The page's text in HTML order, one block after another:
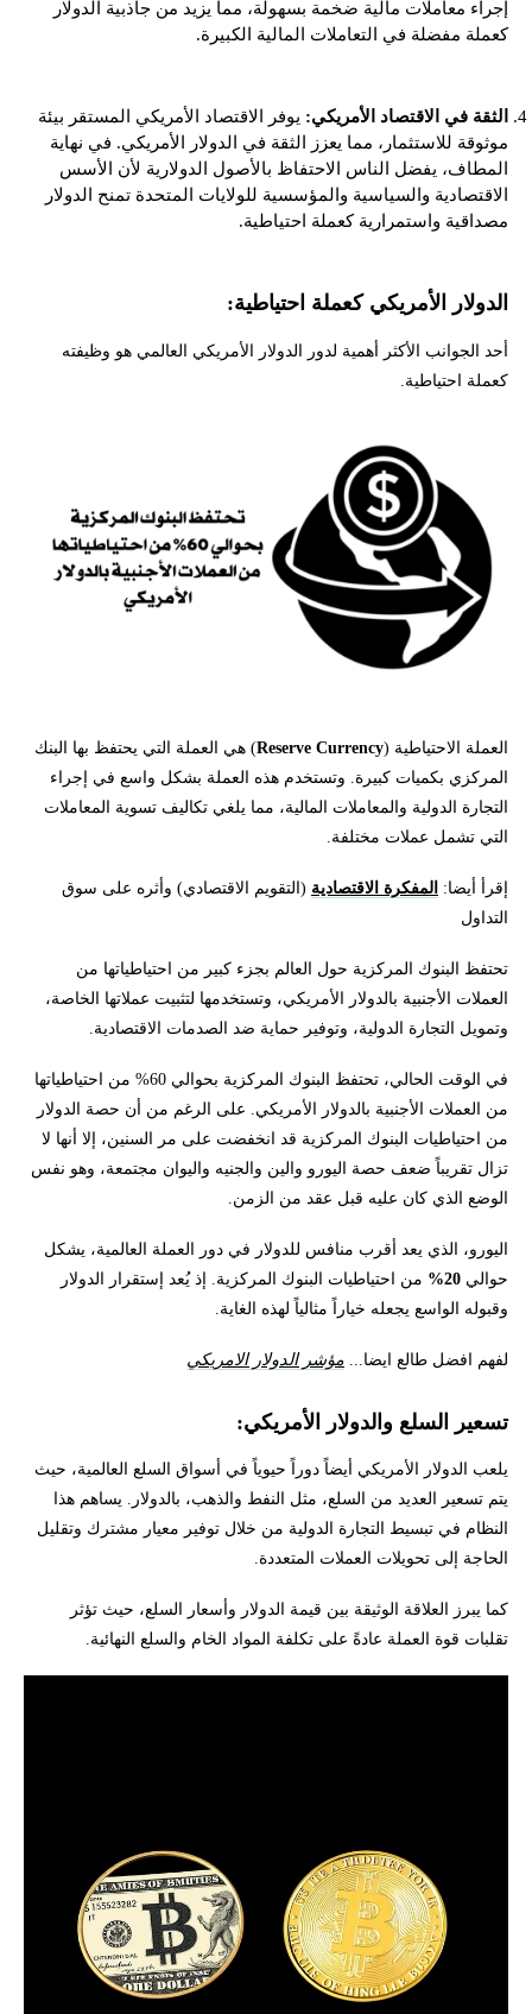
إجراء معاملات مالية ضخمة بسهولة، مما يزيد من جاذبية الدولار
كعملة مفضلة في التعاملات المالية الكبيرة.
الثقة في الاقتصاد الأمريكي: يوفر الاقتصاد الأمريكي المستقر بيئة
موثوقة للاستثمار، مما يعزز الثقة في الدولار الأمريكي. في نهاية
المطاف، يفضل الناس الاحتفاظ بالأصول الدولارية لأن الأسس
الاقتصادية والسياسية والمؤسسية للولايات المتحدة تمنح الدولار
مصداقية واستمرارية كعملة احتياطية.
الدولار الأمريكي كعملة احتياطية:
أحد الجوانب الأكثر أهمية لدور الدولار الأمريكي العالمي هو وظيفته
كعملة احتياطية.
العملة الاحتياطية (Reserve Currency) هي العملة التي يحتفظ بها البنك
المركزي بكميات كبيرة. وتستخدم هذه العملة بشكل واسع في إجراء
التجارة الدولية والمعاملات المالية، مما يلغي تكاليف تسوية المعاملات
التي تشمل عملات مختلفة.
إقرأ أيضا: المفكرة الاقتصادية (التقويم الاقتصادي) وأثره على سوق
التداول
تحتفظ البنوك المركزية حول العالم بجزء كبير من احتياطياتها من
العملات الأجنبية بالدولار الأمريكي، وتستخدمها لتثبيت عملاتها الخاصة،
وتمويل التجارة الدولية، وتوفير حماية ضد الصدمات الاقتصادية.
في الوقت الحالي، تحتفظ البنوك المركزية بحوالي 60% من احتياطياتها
من العملات الأجنبية بالدولار الأمريكي. على الرغم من أن حصة الدولار
من احتياطيات البنوك المركزية قد انخفضت على مر السنين، إلا أنها لا
تزال تقريباً ضعف حصة اليورو والين والجنيه واليوان مجتمعة، وهو نفس
الوضع الذي كان عليه قبل عقد من الزمن.
اليورو، الذي يعد أقرب منافس للدولار في دور العملة العالمية، يشكل
حوالي 20%
من احتياطيات البنوك المركزية. إذ يُعد إستقرار الدولار
وقبوله الواسع يجعله خياراً مثالياً لهذه الغاية.
لفهم افضل طالع ايضا... مؤشر الدولار الامريكي
تسعير السلع والدولار الأمريكي:
يلعب الدولار الأمريكي أيضاً دوراً حيوياً في أسواق السلع العالمية، حيث
يتم تسعير العديد من السلع، مثل النفط والذهب، بالدولار. يساهم هذا
النظام في تبسيط التجارة الدولية من خلال توفير معيار مشترك وتقليل
الحاجة إلى تحويلات العملات المتعددة.
كما يبرز العلاقة الوثيقة بين قيمة الدولار وأسعار السلع، حيث تؤثر
تقلبات قوة العملة عادةً على تكلفة المواد الخام والسلع النهائية.